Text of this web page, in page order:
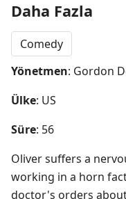
Daha Fazla
Comedy
Yönetmen: Gordon
Ülke: US
Süre: 56
Oliver suffers a
working in a horn
doctor's orders